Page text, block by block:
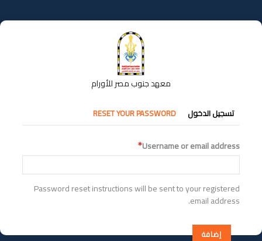
إلى
المحتوى
معهد جنوب مصر للأورام
التبويبات
الأساسية
تسجيل الدخول RESET YOUR PASSWORD
Username or email address
Password reset instructions will be sent to your registered
email address.